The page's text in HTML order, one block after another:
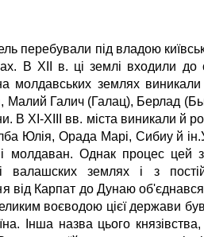
перебували під владою
В XII в. ці землі входили до
землях виникали
Галич (Галац), Берлад
В XI-XIII вв. міста виникали й
Юлія, Орада Марі, Сибиу й
молдаван. Однак процес цей
валашских землях і з
від Карпат до Дунаю
воєводою цієї держави
Інша назва цього